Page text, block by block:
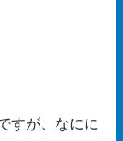
すが、なにに